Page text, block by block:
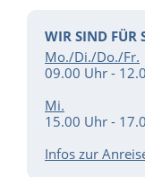
WIR SIND FÜR
Mo./Di./Do./Fr.
09.00 Uhr -
Mi.
15.00 Uhr -
Infos zur